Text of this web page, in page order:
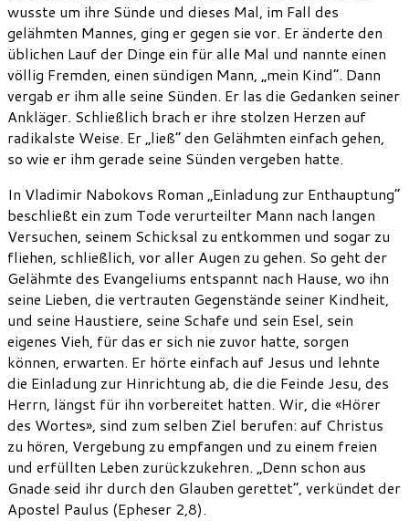
wusste um ihre Sünde und dieses Mal, im Fall des
gelähmten Mannes, ging er gegen sie vor. Er änderte den
üblichen Lauf der Dinge ein für alle Mal und nannte einen
völlig Fremden, einen sündigen Mann, „mein Kind“. Dann
vergab er ihm alle seine Sünden. Er las die Gedanken seiner
Ankläger. Schließlich brach er ihre stolzen Herzen auf
radikalste Weise. Er „ließ“ den Gelähmten einfach gehen,
so wie er ihm gerade seine Sünden vergeben hatte.
In Vladimir Nabokovs Roman „Einladung zur Enthauptung“
beschließt ein zum Tode verurteilter Mann nach langen
Versuchen, seinem Schicksal zu entkommen und sogar zu
fliehen, schließlich, vor aller Augen zu gehen. So geht der
Gelähmte des Evangeliums entspannt nach Hause, wo ihn
seine Lieben, die vertrauten Gegenstände seiner Kindheit,
und seine Haustiere, seine Schafe und sein Esel, sein
eigenes Vieh, für das er sich nie zuvor hatte, sorgen
können, erwarten. Er hörte einfach auf Jesus und lehnte
die Einladung zur Hinrichtung ab, die die Feinde Jesu, des
Herrn, längst für ihn vorbereitet hatten. Wir, die «Hörer
des Wortes», sind zum selben Ziel berufen: auf Christus
zu hören, Vergebung zu empfangen und zu einem freien
und erfüllten Leben zurückzukehren. „Denn schon aus
Gnade seid ihr durch den Glauben gerettet“, verkündet der
Apostel Paulus (Epheser 2,8).